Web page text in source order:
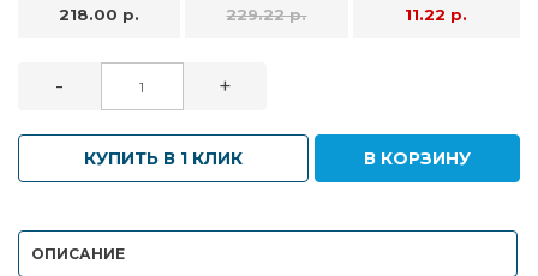
218.00 р. 229.22 р. 11.22 р.
- +
КУПИТЬ В 1 КЛИК В КОРЗИНУ
ОПИСАНИЕ